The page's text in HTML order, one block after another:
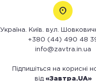
Україна. Київ. вул.
+380 (44) 490 48
info@zavtra.in.ua
Підпишіться на корисні
від «Завтра.UA»